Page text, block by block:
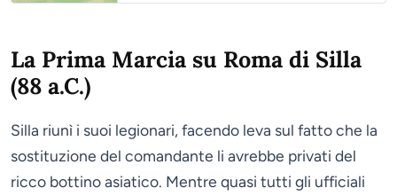
La Prima Marcia su Roma di Silla
(88 a.C.)
Silla riunì i suoi legionari, facendo leva sul fatto che la
sostituzione del comandante li avrebbe privati del
ricco bottino asiatico. Mentre quasi tutti gli ufficiali